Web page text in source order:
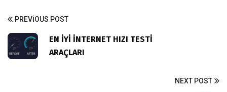
PREVIOUS POST
EN İYİ İNTERNET HIZI TESTİ
ARAÇLARI
NEXT POST